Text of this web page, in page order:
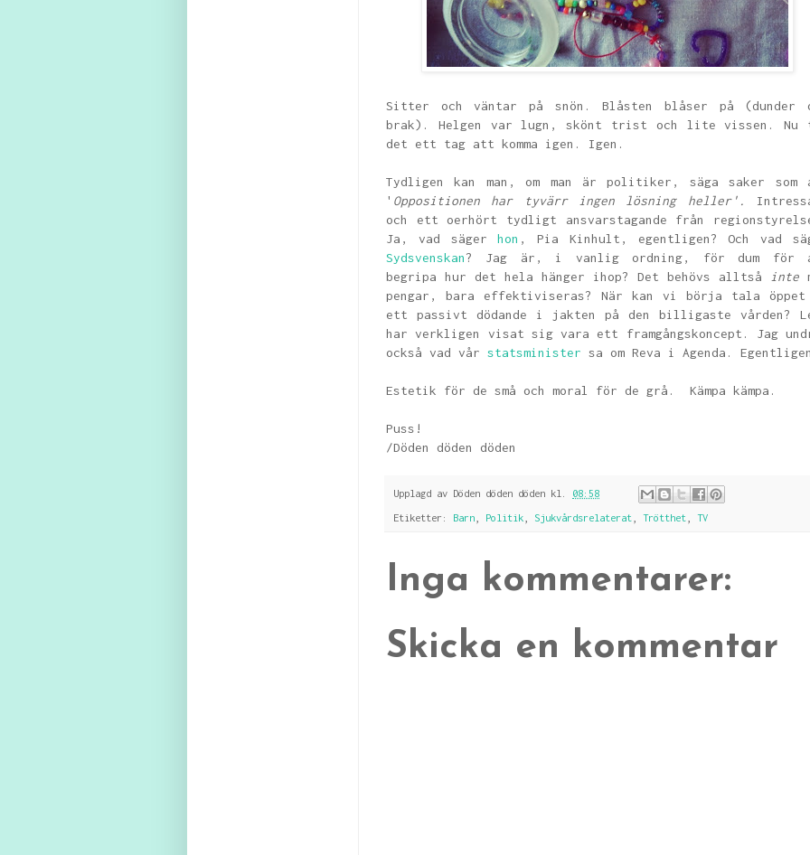
Sitter och väntar på snön. Blåsten blåser på (dunder
brak). Helgen var lugn, skönt trist och lite vissen. Nu
det ett tag att komma igen. Igen.
Tydligen kan man, om man är politiker, säga saker som
' Oppositionen har tyvärr ingen lösning heller'.
och ett oerhört tydligt ansvarstagande från
Ja, vad sägerhon , Pia Kinhult, egentligen? Och vad
Sydsvenskan? Jag är, i vanlig ordning, för dum för
begripa hur det hela hänger ihop? Det behövs alltså
inte
pengar, bara effektiviseras? När kan vi börja tala öppet
ett passivt dödande i jakten på den billigaste vården?
har verkligen visat sig vara ett framgångskoncept. Jag
också vad vår statsminister sa om Reva i Agenda.
Estetik för de små och moral för de grå. Kämpa kämpa.
Puss!
/Döden döden döden
Upplagd av Döden döden döden kl. 08:58
Etiketter: Barn Politik Sjukvårdsrelaterat Trötthet TV
Inga kommentarer:
Skicka en kommentar